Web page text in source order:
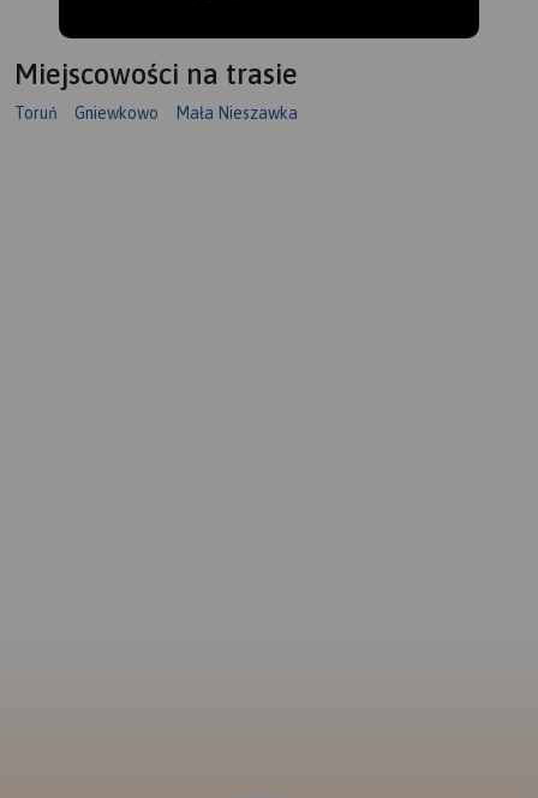
Miejscowości na trasie
Toruń Gniewkowo Mała Nieszawka